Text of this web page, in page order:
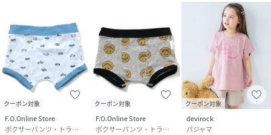
クーポン対象
F.O.Online Store
ボクサーパンツ・トランクス
クーポン対象
F.O.Online Store
ボクサーパンツ・トランクス
クーポン対象
devirock
パジャマ